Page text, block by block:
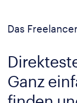
Das
Ganz